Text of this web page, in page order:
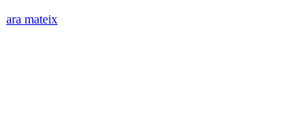
ara mateix